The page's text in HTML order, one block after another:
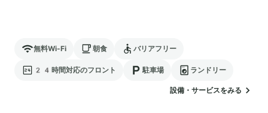
無料Wi-Fi 朝食 バリアフリー
24時間対応のフロント 駐車場 ランドリー
設備・サービスをみる